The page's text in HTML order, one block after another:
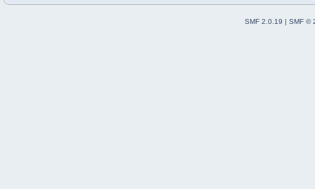
SMF 2.0.19 | SMF ©